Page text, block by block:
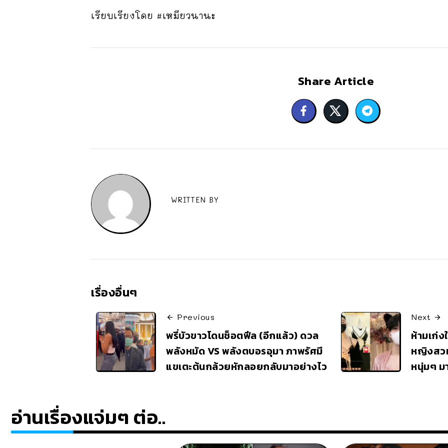
เรียบเรียงโดย #เหมียวนานะ
Share Article
WRITTEN BY
เรื่องอื่นๆ
Previous
พรี่บัวขาวโดนช็อตฟีล (อีกแล้ว) ดวล
พลังหมัด VS พลังตบอรอุมา ภาพรัศมี
แขเตะต้นกล้วยหักลอยกลับมาอย่างไว
Next
ห้ามเก่
หญิงสว
หนุ่มๆ ม
อ่านเรื่องแจ่มๆ ต่อ..